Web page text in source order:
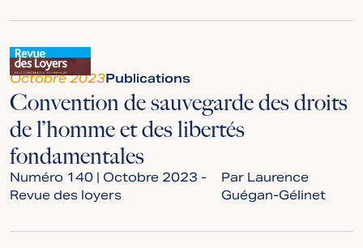
Octobre 2023Publications
Convention de sauvegarde des droits
de l’homme et des libertés
fondamentales
Numéro 140 | Octobre 2023 -
Revue des loyers
Par Laurence
Guégan-Gélinet